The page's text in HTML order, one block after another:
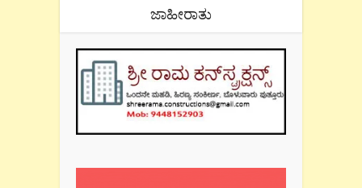
ಜಾಹೀರಾತು